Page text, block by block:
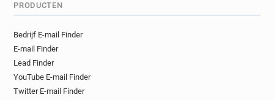
PRODUCTEN
Bedrijf E-mail Finder
E-mail Finder
Lead Finder
YouTube E-mail Finder
Twitter E-mail Finder